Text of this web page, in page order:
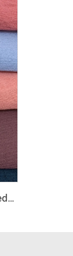
Tkanina CEY z 100% poliestru, przewiewna, jednobarwna, wielokolorowa